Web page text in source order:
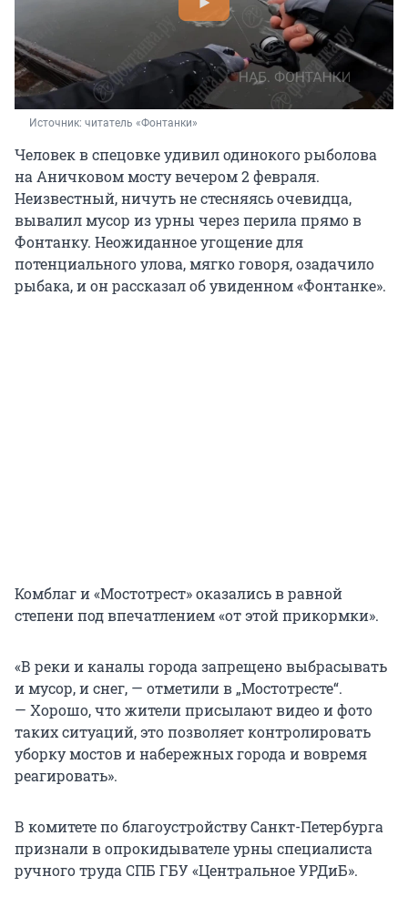
Источник: читатель «Фонтанки»
Человек в спецовке удивил одинокого рыболова
на Аничковом мосту вечером 2 февраля.
Неизвестный, ничуть не стесняясь очевидца,
вывалил мусор из урны через перила прямо в
Фонтанку. Неожиданное угощение для
потенциального улова, мягко говоря, озадачило
рыбака, и он рассказал об увиденном «Фонтанке».
Комблаг и «Мостотрест» оказались в равной
степени под впечатлением «от этой прикормки».
«В реки и каналы города запрещено выбрасывать
и мусор, и снег, — отметили в „Мостотресте“.
— Хорошо, что жители присылают видео и фото
таких ситуаций, это позволяет контролировать
уборку мостов и набережных города и вовремя
реагировать».
В комитете по благоустройству Санкт-Петербурга
признали в опрокидывателе урны специалиста
ручного труда СПБ ГБУ «Центральное УРДиБ».